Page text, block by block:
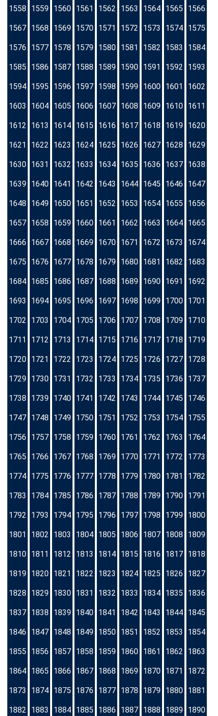
1558 1559 1560 1561 1562 1563 1564 1565 1566
1567 1568 1569 1570 1571 1572 1573 1574 1575
1576 1577 1578 1579 1580 1581 1582 1583 1584
1585 1586 1587 1588 1589 1590 1591 1592 1593
1594 1595 1596 1597 1598 1599 1600 1601 1602
1603 1604 1605 1606 1607 1608 1609 1610 1611
1612 1613 1614 1615 1616 1617 1618 1619 1620
1621 1622 1623 1624 1625 1626 1627 1628 1629
1630 1631 1632 1633 1634 1635 1636 1637 1638
1639 1640 1641 1642 1643 1644 1645 1646 1647
1648 1649 1650 1651 1652 1653 1654 1655 1656
1657 1658 1659 1660 1661 1662 1663 1664 1665
1666 1667 1668 1669 1670 1671 1672 1673 1674
1675 1676 1677 1678 1679 1680 1681 1682 1683
1684 1685 1686 1687 1688 1689 1690 1691 1692
1693 1694 1695 1696 1697 1698 1699 1700 1701
1702 1703 1704 1705 1706 1707 1708 1709 1710
1711 1712 1713 1714 1715 1716 1717 1718 1719
1720 1721 1722 1723 1724 1725 1726 1727 1728
1729 1730 1731 1732 1733 1734 1735 1736 1737
1738 1739 1740 1741 1742 1743 1744 1745 1746
1747 1748 1749 1750 1751 1752 1753 1754 1755
1756 1757 1758 1759 1760 1761 1762 1763 1764
1765 1766 1767 1768 1769 1770 1771 1772 1773
1774 1775 1776 1777 1778 1779 1780 1781 1782
1783 1784 1785 1786 1787 1788 1789 1790 1791
1792 1793 1794 1795 1796 1797 1798 1799 1800
1801 1802 1803 1804 1805 1806 1807 1808 1809
1810 1811 1812 1813 1814 1815 1816 1817 1818
1819 1820 1821 1822 1823 1824 1825 1826 1827
1828 1829 1830 1831 1832 1833 1834 1835 1836
1837 1838 1839 1840 1841 1842 1843 1844 1845
1846 1847 1848 1849 1850 1851 1852 1853 1854
1855 1856 1857 1858 1859 1860 1861 1862 1863
1864 1865 1866 1867 1868 1869 1870 1871 1872
1873 1874 1875 1876 1877 1878 1879 1880 1881
1882 1883 1884 1885 1886 1887 1888 1889 1890